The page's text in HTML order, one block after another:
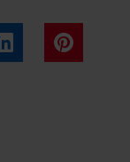
LinkedIn